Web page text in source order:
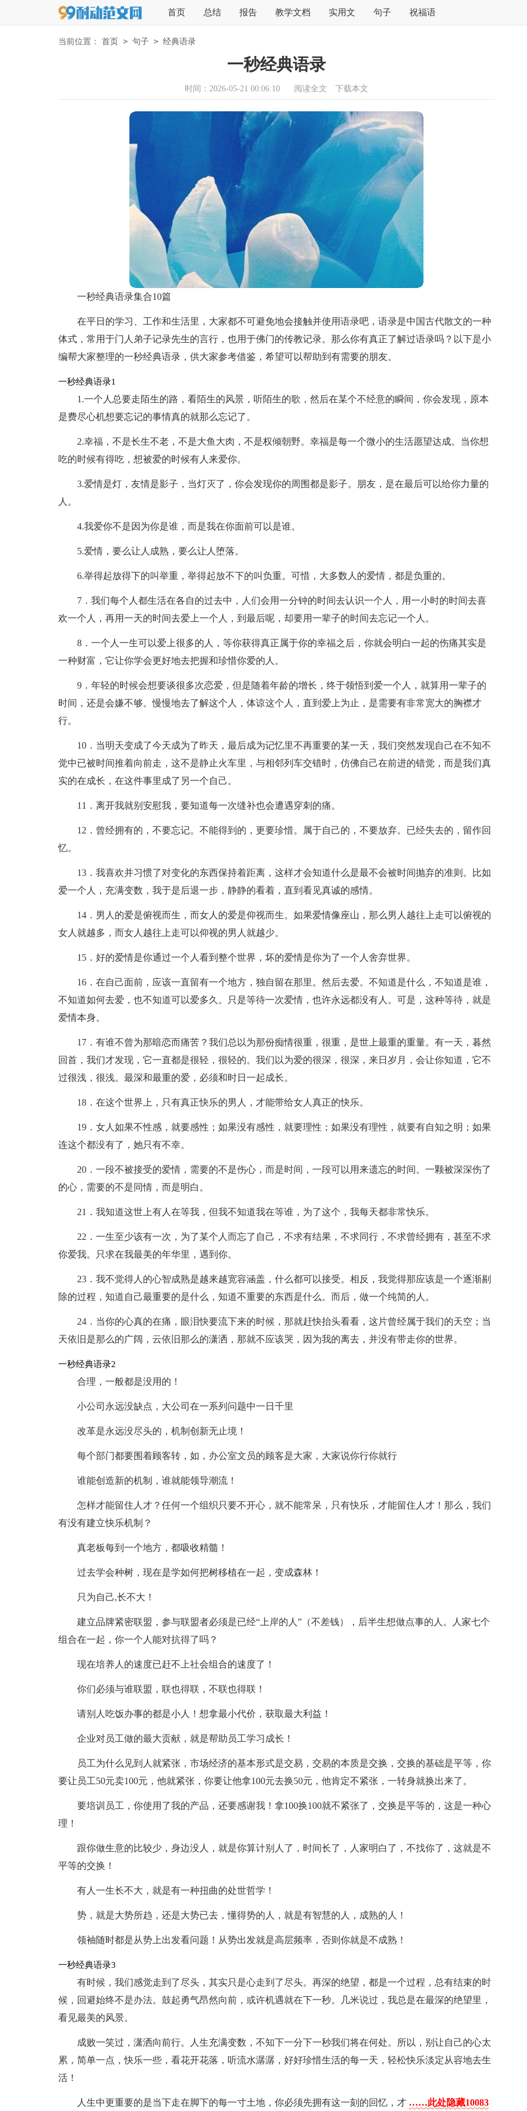
首页 总结 报告 教学文档 实用文 句子 祝福语
当前位置： 首页 > 句子 > 经典语录
一秒经典语录
时间：2026-05-21 00:06:10 阅读全文 下载本文
一秒经典语录集合10篇
在平日的学习、工作和生活里，大家都不可避免地会接触并使用语录吧，语录是中国古代散文的一种
体式，常用于门人弟子记录先生的言行，也用于佛门的传教记录。那么你有真正了解过语录吗？以下是小
编帮大家整理的一秒经典语录，供大家参考借鉴，希望可以帮助到有需要的朋友。
一秒经典语录1
1.一个人总要走陌生的路，看陌生的风景，听陌生的歌，然后在某个不经意的瞬间，你会发现，原本
是费尽心机想要忘记的事情真的就那么忘记了。
2.幸福，不是长生不老，不是大鱼大肉，不是权倾朝野。幸福是每一个微小的生活愿望达成。当你想
吃的时候有得吃，想被爱的时候有人来爱你。
3.爱情是灯，友情是影子，当灯灭了，你会发现你的周围都是影子。朋友，是在最后可以给你力量的
人。
4.我爱你不是因为你是谁，而是我在你面前可以是谁。
5.爱情，要么让人成熟，要么让人堕落。
6.举得起放得下的叫举重，举得起放不下的叫负重。可惜，大多数人的爱情，都是负重的。
7．我们每个人都生活在各自的过去中，人们会用一分钟的时间去认识一个人，用一小时的时间去喜
欢一个人，再用一天的时间去爱上一个人，到最后呢，却要用一辈子的时间去忘记一个人。
8．一个人一生可以爱上很多的人，等你获得真正属于你的幸福之后，你就会明白一起的伤痛其实是
一种财富，它让你学会更好地去把握和珍惜你爱的人。
9．年轻的时候会想要谈很多次恋爱，但是随着年龄的增长，终于领悟到爱一个人，就算用一辈子的
时间，还是会嫌不够。慢慢地去了解这个人，体谅这个人，直到爱上为止，是需要有非常宽大的胸襟才
行。
10．当明天变成了今天成为了昨天，最后成为记忆里不再重要的某一天，我们突然发现自己在不知不
觉中已被时间推着向前走，这不是静止火车里，与相邻列车交错时，仿佛自己在前进的错觉，而是我们真
实的在成长，在这件事里成了另一个自己。
11．离开我就别安慰我，要知道每一次缝补也会遭遇穿刺的痛。
12．曾经拥有的，不要忘记。不能得到的，更要珍惜。属于自己的，不要放弃。已经失去的，留作回
忆。
13．我喜欢并习惯了对变化的东西保持着距离，这样才会知道什么是最不会被时间抛弃的准则。比如
爱一个人，充满变数，我于是后退一步，静静的看着，直到看见真诚的感情。
14．男人的爱是俯视而生，而女人的爱是仰视而生。如果爱情像座山，那么男人越往上走可以俯视的
女人就越多，而女人越往上走可以仰视的男人就越少。
15．好的爱情是你通过一个人看到整个世界，坏的爱情是你为了一个人舍弃世界。
16．在自己面前，应该一直留有一个地方，独自留在那里。然后去爱。不知道是什么，不知道是谁，
不知道如何去爱，也不知道可以爱多久。只是等待一次爱情，也许永远都没有人。可是，这种等待，就是
爱情本身。
17．有谁不曾为那暗恋而痛苦？我们总以为那份痴情很重，很重，是世上最重的重量。有一天，暮然
回首，我们才发现，它一直都是很轻，很轻的。我们以为爱的很深，很深，来日岁月，会让你知道，它不
过很浅，很浅。最深和最重的爱，必须和时日一起成长。
18．在这个世界上，只有真正快乐的男人，才能带给女人真正的快乐。
19．女人如果不性感，就要感性；如果没有感性，就要理性；如果没有理性，就要有自知之明；如果
连这个都没有了，她只有不幸。
20．一段不被接受的爱情，需要的不是伤心，而是时间，一段可以用来遗忘的时间。一颗被深深伤了
的心，需要的不是同情，而是明白。
21．我知道这世上有人在等我，但我不知道我在等谁，为了这个，我每天都非常快乐。
22．一生至少该有一次，为了某个人而忘了自己，不求有结果，不求同行，不求曾经拥有，甚至不求
你爱我。只求在我最美的年华里，遇到你。
23．我不觉得人的心智成熟是越来越宽容涵盖，什么都可以接受。相反，我觉得那应该是一个逐渐剔
除的过程，知道自己最重要的是什么，知道不重要的东西是什么。而后，做一个纯简的人。
24．当你的心真的在痛，眼泪快要流下来的时候，那就赶快抬头看看，这片曾经属于我们的天空；当
天依旧是那么的广阔，云依旧那么的潇洒，那就不应该哭，因为我的离去，并没有带走你的世界。
一秒经典语录2
合理，一般都是没用的！
小公司永远没缺点，大公司在一系列问题中一日千里
改革是永远没尽头的，机制创新无止境！
每个部门都要围着顾客转，如，办公室文员的顾客是大家，大家说你行你就行
谁能创造新的机制，谁就能领导潮流！
怎样才能留住人才？任何一个组织只要不开心，就不能常呆，只有快乐，才能留住人才！那么，我们
有没有建立快乐机制？
真老板每到一个地方，都吸收精髓！
过去学会种树，现在是学如何把树移植在一起，变成森林！
只为自己,长不大！
建立品牌紧密联盟，参与联盟者必须是已经“上岸的人”（不差钱），后半生想做点事的人。人家七个
组合在一起，你一个人能对抗得了吗？
现在培养人的速度已赶不上社会组合的速度了！
你们必须与谁联盟，联也得联，不联也得联！
请别人吃饭办事的都是小人！想拿最小代价，获取最大利益！
企业对员工做的最大贡献，就是帮助员工学习成长！
员工为什么见到人就紧张，市场经济的基本形式是交易，交易的本质是交换，交换的基础是平等，你
要让员工50元卖100元，他就紧张，你要让他拿100元去换50元，他肯定不紧张，一转身就换出来了。
要培训员工，你使用了我的产品，还要感谢我！拿100换100就不紧张了，交换是平等的，这是一种心
理！
跟你做生意的比较少，身边没人，就是你算计别人了，时间长了，人家明白了，不找你了，这就是不
平等的交换！
有人一生长不大，就是有一种扭曲的处世哲学！
势，就是大势所趋，还是大势已去，懂得势的人，就是有智慧的人，成熟的人！
领袖随时都是从势上出发看问题！从势出发就是高层频率，否则你就是不成熟！
一秒经典语录3
有时候，我们感觉走到了尽头，其实只是心走到了尽头。再深的绝望，都是一个过程，总有结束的时
候，回避始终不是办法。鼓起勇气昂然向前，或许机遇就在下一秒。几米说过，我总是在最深的绝望里，
看见最美的风景。
成败一笑过，潇洒向前行。人生充满变数，不知下一分下一秒我们将在何处。所以，别让自己的心太
累，简单一点，快乐一些，看花开花落，听流水潺潺，好好珍惜生活的每一天，轻松快乐淡定从容地去生
活！
人生中更重要的是当下走在脚下的每一寸土地，你必须先拥有这一刻的回忆，才 ……此处隐藏10083